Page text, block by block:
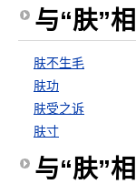
与“肤”
肤不生毛
肤功
肤受之诉
肤寸
与“肤”